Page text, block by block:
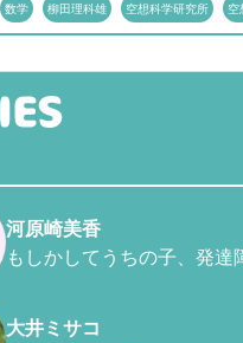
数学 柳田理科雄 空想科学研究所 空
河原崎美香
もしかしてうちの子、発達
大井ミサコ